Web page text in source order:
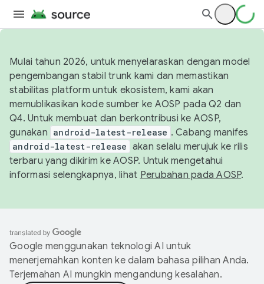
Mulai tahun 2026, untuk menyelaraskan dengan model
pengembangan stabil trunk kami dan memastikan
stabilitas platform untuk ekosistem, kami akan
memublikasikan kode sumber ke AOSP pada Q2 dan
Q4. Untuk membuat dan berkontribusi ke AOSP,
gunakan android-latest-release . Cabang manifes
android-latest-release akan selalu merujuk ke rilis
terbaru yang dikirim ke AOSP. Untuk mengetahui
informasi selengkapnya, lihat Perubahan pada AOSP.
Google menggunakan teknologi AI untuk
menerjemahkan konten ke dalam bahasa pilihan Anda.
Terjemahan AI mungkin mengandung kesalahan.